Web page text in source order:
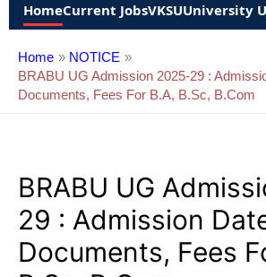
HomeCurrent JobsVKSUUniversity
Home
NOTICE
BRABU UG Admission 2025-29 :
Documents, Fees For B.A, B.Sc, B.Com
BRABU UG
29 : Admission
Documents, Fees